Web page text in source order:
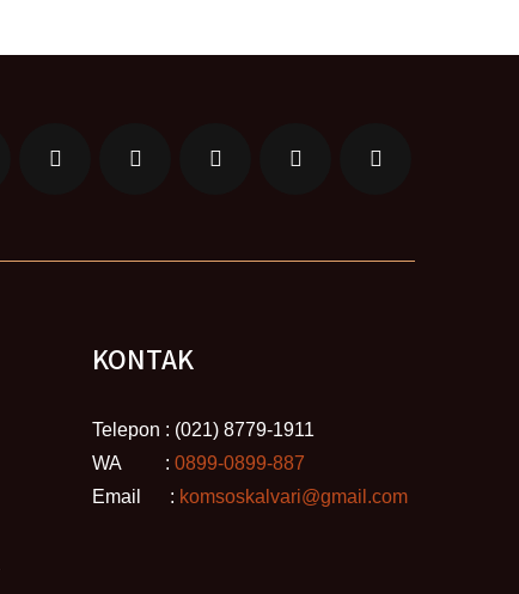
KONTAK
Telepon : (021) 8779-1911
WA : 0899-0899-887
Email : komsoskalvari@gmail.com